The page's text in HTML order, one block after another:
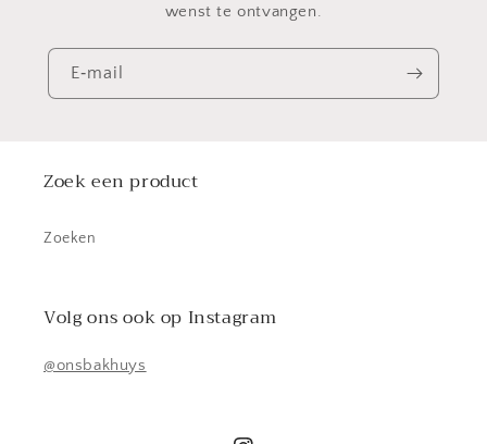
wenst te ontvangen.
E‑mail
Zoek een product
Zoeken
Volg ons ook op Instagram
@onsbakhuys